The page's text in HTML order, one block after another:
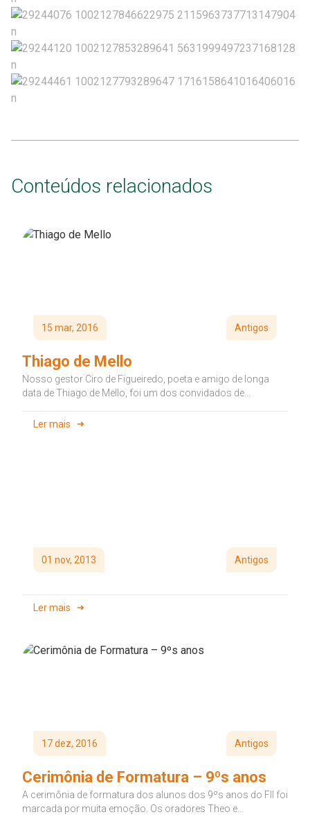
Conteúdos relacionados
15 mar, 2016 Antigos
Thiago de Mello
Nosso gestor Ciro de Figueiredo, poeta e amigo de longa
data de Thiago de Mello, foi um dos convidados de...
Ler mais
01 nov, 2013 Antigos
Ler mais
17 dez, 2016 Antigos
Cerimônia de Formatura – 9ºs anos
A cerimônia de formatura dos alunos dos 9ºs anos do FII foi
marcada por muita emoção. Os oradores Theo e...